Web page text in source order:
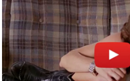
र्य
ट
न
स्थ
ल
फि